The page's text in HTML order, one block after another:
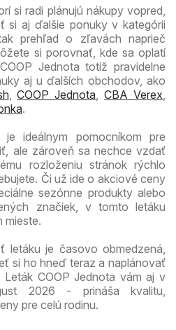
si radi plánujú nákupy vopred,
si aj ďalšie ponuky v kategórii
prehľad o zľavách naprieč
si porovnať, kde sa oplatí
Jednota totiž pravidelne
aj u ďalších obchodov, ako
,COOP Jednota,CBA Verex,
.
ideálnym pomocníkom pre
ale zároveň sa nechce vzdať
rozloženiu stránok rýchlo
Či už ide o akciové ceny
sezónne produkty alebo
značiek, v tomto letáku
mieste.
letáku je časovo obmedzená,
si ho hneď teraz a naplánovať
COOP Jednota vám aj v
2026 - prináša kvalitu,
pre celú rodinu.